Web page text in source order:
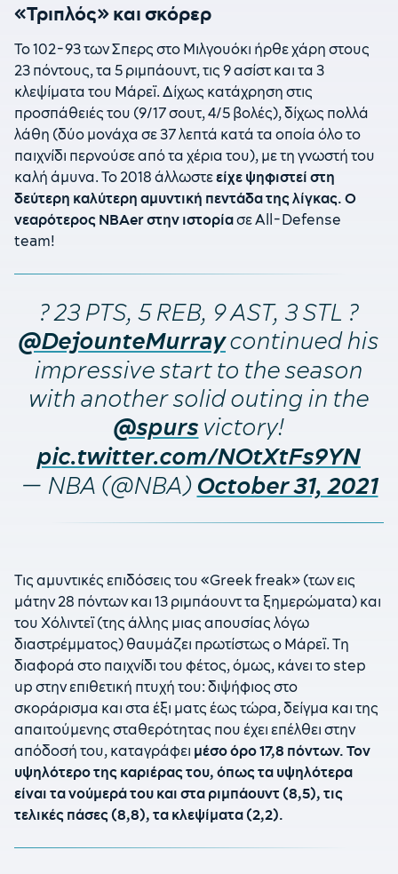
«Τριπλός» και σκόρερ
Το 102-93 των Σπερς στο Μιλγουόκι ήρθε χάρη στους
23 πόντους, τα 5 ριμπάουντ, τις 9 ασίστ και τα 3
κλεψίματα του Μάρεϊ. Δίχως κατάχρηση στις
προσπάθειές του (9/17 σουτ, 4/5 βολές), δίχως πολλά
λάθη (δύο μονάχα σε 37 λεπτά κατά τα οποία όλο το
παιχνίδι περνούσε από τα χέρια του), με τη γνωστή του
καλή άμυνα. Το 2018 άλλωστεείχε ψηφιστεί στη
δεύτερη καλύτερη αμυντική πεντάδα της λίγκας. Ο
νεαρότερος ΝΒΑer στην ιστορίασε All-Defense
team!
? 23 PTS, 5 REB, 9 AST, 3 STL ?
@DejounteMurraycontinued his
impressive start to the season
with another solid outing in the
@spurs victory!
pic.twitter.com/NOtXtFs9YN
— NBA (@NBA) October 31, 2021
Tις αμυντικές επιδόσεις του «Greek freak» (των εις
μάτην 28 πόντων και 13 ριμπάουντ τα ξημερώματα) και
του Χόλιντεϊ (της άλλης μιας απουσίας λόγω
διαστρέμματος) θαυμάζει πρωτίστως ο Μάρεϊ. Τη
διαφορά στο παιχνίδι του φέτος, όμως, κάνει το step
up στην επιθετική πτυχή του: διψήφιος στο
σκοράρισμα και στα έξι ματς έως τώρα, δείγμα και της
απαιτούμενης σταθερότητας που έχει επέλθει στην
απόδοσή του, καταγράφει μέσο όρο 17,8 πόντων. Τον
υψηλότερο της καριέρας του, όπως τα υψηλότερα
είναι τα νούμερά του και στα ριμπάουντ (8,5), τις
τελικές πάσες (8,8), τα κλεψίματα (2,2).